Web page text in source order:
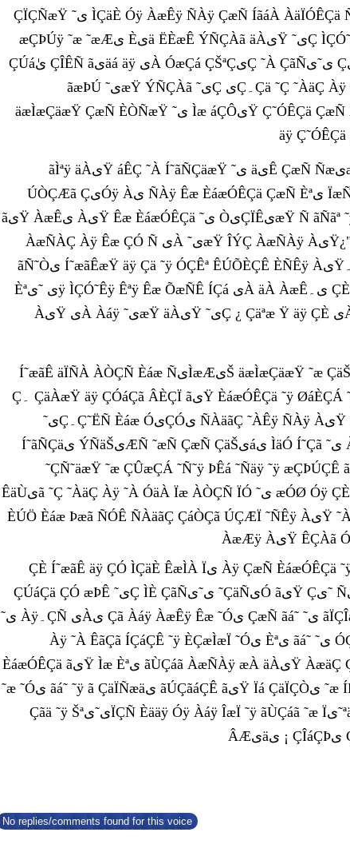
ÇÏÇÑæŸ ˜ی ÌÇäÈ Óÿ ÀæÊÿ ÑÀÿ ÇæÑ ÍãáÀ ÀäÏÓÊÇä Ñ Èªی ˜یÇ یÇ ۔ ÍÇáÇä˜À ÀäÏÓÊÇä ˜ی ÌÇäÈ Óÿ ˜Óی ÇیÓÿ
æÇÞÚÿ ˜æ ˜æÆی Èیä ËÈæÊ ÝÑÇÀã äÀیŸ ˜یÇ ÌÇÓ˜Ç۔ ÇÈ ÇÓ ÞÑÇÑ ÏÇÏ ˜ÿ ÈÚÏ ÎæÏ ÈáæÓÊÇä ˜ÿ ÓÇÈÞ æÒیÑ
ÇÚáیٰ ÇÎÊÑ ãیäá äÿ یÀ ÓæÇá ÇŠªÇیÇ ˜À ÇãÑی˜ی ÇیæÇä äãÇÆäÏÇä ãیŸ ÞÑÇÑÏÇÏ یÔ ˜Ñäÿ ˜ÿ áیÿ ÍÇáÇÊ یÇ
ãæÞÚ ˜یæŸ ÝÑÇÀã ˜یÇ یÇ۔Çä ˜Ç ˜ÀäÇ Àÿ ˜À ÓÇÈÞ ÇæÑ ãæÌæÏÀ Í˜ãÑÇäæŸ ˜ÿ ˜ÑÏÇÑ ˜ی æÌÀ Óÿ Èáæ
äæÌæÇäæŸ ÇæÑ ÈÒÑæŸ ˜ی Ìæ áÇÔیŸ Ç˜ÓÊÇä ÇæÑ ÈáæÓÊÇä ˜ÿ Èی ãیŸ šی ÀیŸ¡ Ìæ Îæä ÈÀÇیÇ یÇ Àÿ¡ ÇÓ
ãÌªÿ äÀیŸ áÊÇ ˜À Í˜ãÑÇäæŸ ˜ی äیÊ ÇæÑ ÑæیæŸ ãیŸ ˜æÆی ÊÈÏیáی ÂÆی Àÿ ÇæÑ ÇÑ یÀ Ñæیÿ ÇæÑ
ÚÒÇÆã ÇیÓÿ Àی ÑÀÿ Êæ ÈáæÓÊÇä ÇæÑ Èªی ÏæÑ áÇ ÌÇÆÿ Ç۔‘"Ç˜ÓÊÇä ˜ی ÓیÇÓی ÌãÇÚÊیŸ ÌÈ ÇæÒیÔä
ãیŸ ÀæÊی ÀیŸ Êæ ÈáæÓÊÇä ˜ی ÒیÇÏÊیæŸ Ñ ãÑãª ˜ÿ ÂäÓæŸ ÈÀÇÊی ÀیŸ ÇæÑ ÂÌ ÌÈ Çä ÒیÇÏÊیæŸ ˜Ç Ð˜Ñ
ÀæÑÀÇ Àÿ Êæ ÇÓ Ñ یÀ ˜یæŸ ÎÝÇ ÀæÑÀÿ ÀیŸ¿" Çä ÈÇÊæŸ ÇæÑ ÈیÇäÇÊ Óÿ یÀ Êæ ÙÇÀÑ Àÿ æÀÇŸ ˜ی
ãÑ˜Òی Í˜æãÊæŸ äÿ Çä ˜ÿ ÓÇÊª ÊÚÕÈÇÊ ÈÑÊÿ ÀیŸ۔ÂÌ Ìæ ÇÞÏÇãÇÊ ÝæÑی ØæÑ Ñ ˜یÿ ÌÇÑÀÿ ÀیŸ æÀی Àáÿ
Èªی ˜یÿ ÌÇÓ˜Êÿ Êªÿ Êæ ÕæÑÊ ÍÇá یÀ äÀ ÀæÊی۔ ÇÈªی Ç˜ÓÊÇä ˜ÿ æÒیÑ ÏÇÎáÀÑÍãٰä ãá˜ Ìæ ÇÚáÇäÇÊ ˜Ñ ÑÀÿ
ÀیŸ یÀ Àáÿ ˜یæŸ äÀیŸ ˜یÇ ¿ Çäªæ Ÿ äÿ ÇÈ یÀ À ˜ÀÇ Àÿ ˜À ÈیÑæä ãá˜ ãÞیã Èáæ ÓیÇÓی ÑÀäãÇÄŸ Ñ
Í˜æãÊ äÏÑÀ ÀÒÇÑ Èáæ ÑیÌæÆیŠ äæÌæÇäæŸ ˜æ ÇäŠÑä Ô Ïÿ ی ÇæÑ ÀÑ ãÇÀ ÇäÀیŸ äÏÑÀ ÀÒÇÑ æÙیÝÀ ãáÿ
Ç۔ ÇäÀæŸ äÿ ÇÓáÇã ÂÈÇÏ ãیŸ ÈáæÓÊÇä ˜ÿ ØáÈÇÁ ˜ی ÑÀÇÆÔ ÇÀ ˜ÿ áیÿ ÀÇÓŠá ÊÚãیÑ ˜Ñäÿ ˜Ç Èªی ÇÚáÇä
˜یÇ۔Ç˜ËÑ Èáæ ÓیÇÓی ÑÀäãÇ ˜ÀÊÿ ÑÀÿ ÀیŸ ˜À ÈáæÓÊÇä ãیŸ ÕæÈÇÆی Í˜æãÊ Ï˜ªÇæÿ ˜ی Àÿ ÌÈ˜À ÇÕá
Í˜ãÑÇäی ÝÑäŠیÆÑ ˜æÑ ÇæÑ ÇäŠیáی ÌäÓ Í˜Çã ˜ی Àÿ۔Çä ˜ÿ ãØÇÈÞ ãæÌæÏÀ ÏæÑ ãیŸ ÈáæÓÊÇä ãیŸ ÓیÇÓی
˜ÇÑ˜äæŸ ˜æ ÇÛæÇÁ ˜Ñ˜ÿ ÞÊá ˜Ñäÿ ˜ÿ æÇÞÚÇÊ ãیŸ Èÿ ÍÏ ÇÖÇÝÀ ÀæÇ Àÿ۔ÏæÓÑی ÌÇäÈ Èáæ äیÔäá äÇãی
ÊäÙیã ˜Ç ˜ÀäÇ Àÿ ˜À ÓäÀ Ïæ ÀÒÇÑ ÏÓ ˜ی æÓØ Óÿ ÇÈ Ê˜ ÇÑ Óæ Èáæ äæÌæÇäæŸ ˜ی ãÓÎ ÔÏÀ áÇÔیŸ ãáی ÀیŸ۔
ÈÚÖ Èáæ Þæã ÑÓÊ ÑÀäãÇ ÇáÒÇã ÚÇÆÏ ˜ÑÊÿ ÀیŸ ˜À ÈáæÓÊÇä ãیŸ Óی˜æÑŠی ÝæÑÓÒ äÿ ’یÊª Ó˜æÇ‘ ÈäÇÆÿ
ÇÈ Í˜æãÊ äÿ ÇÓ ÌÇäÈ ÊæÌÀ Ïی Àÿ ÇæÑ ÈáæÓÊÇä ˜ÿ ãÊÚáÞ ˜á ÌãÇÚÊی ˜ÇäÝÑäÓ ÈáÇäÿ ÇæÑ ÏیÑ ÇÞÏÇãÇÊ ˜Ç
ÇÚáÇä ÇÓ æÞÊ ˜یÇ ÌÈ ÇãÑی˜ی ˜ÇäÑیÓ ãیŸ Çی˜ ÑیÈá˜ä Ñ˜ä äÿ ÂÒÇÏ ÈáæÓÊÇä ˜ی ÍãÇیÊ ãیŸ ÞÑÇÑÏÇÏ یÔ
˜ی Àÿ۔ÇÑ یÀی Çã Àáÿ ÀæÊÿ Êæ ˜Óی ÇæÑ ãá˜ ˜ی ãÏÇÎáÊ ˜ی äæÈÊ Èªی äÀیŸ ÂÊی ۔ áی˜ä یÀ ÈÇÊ Çäی ÌÀ ÏÑÓÊ
Àÿ ˜À ÊãÇã ÍÇáÇÊ ˜ÿ ÈÇæÌæÏ ˜Óی Èªی ãá˜ ˜ی ÓÇáãیÊ ÇæÑ ÇÓ ˜ÿ ÊÞÏÓ ˜æ ˜æÆی ŠªیÓ äÀیŸ ÀäÇ Ó˜ÊÇ ¡
ÈáæÓÊÇä ãیŸ Ìæ Èªی ãÙÇáã ÀæÑÀÿ æÀ äÀیŸ ÀæäÇ ÇÀیÿ Çæ Ñ یÀ ÓáÓáÀ ÌáÏ ÈäÏ ÀæäÇ ÇÀیÿ۔ áی˜ä ˜Óی ãá˜
˜æ ˜Óی ãá˜ ˜ÿ ã ÇäÏÑæäی ãÚÇãáÇÊ ãیŸ Ïá ÇäÏÇÒی ˜æ ÍÞ äÀیŸ ۔ ÇÕ ØæÑ Ñ ÇãÑی˜À ÇæÑ ÇÓÑÇÆیá ˜æ ÚáÇãی
Çãä ˜ÿ Šªی˜یÏÇÑ Èääÿ Óÿ Àáÿ ÎæÏ ˜ÿ ãÙÇáã ˜æ Ïی˜ªäÿ ˜ی ÖÑæÑÊ Àÿ Ìæ ÇäªæŸ äÿ æÑی ÏäیÇ ãیŸ ˜یÿ ÀیŸ ۔
No replies/comments found for this voice